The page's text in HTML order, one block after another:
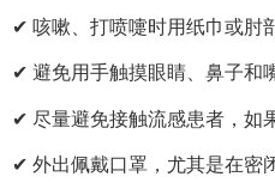
✔ 咳嗽、打喷嚏时用纸巾或肘
✔ 避免用手触摸眼睛、鼻子和
✔ 尽量避免接触流感患者，如
✔ 外出佩戴口罩，尤其是在密